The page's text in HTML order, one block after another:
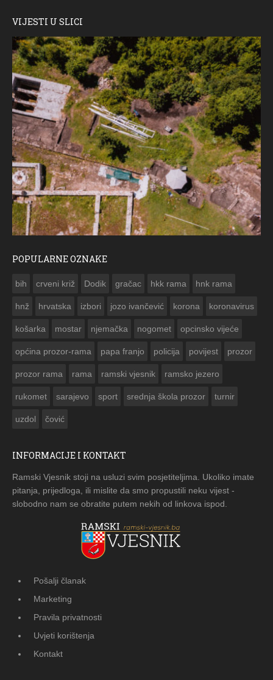
VIJESTI U SLICI
POPULARNE OZNAKE
bih crveni križ Dodik gračac hkk rama hnk rama
hnž hrvatska izbori jozo ivančević korona koronavirus
košarka mostar njemačka nogomet opcinsko vijeće
općina prozor-rama papa franjo policija povijest prozor
prozor rama rama ramski vjesnik ramsko jezero
rukomet sarajevo sport srednja škola prozor turnir
uzdol čović
INFORMACIJE I KONTAKT
Ramski Vjesnik stoji na usluzi svim posjetiteljima. Ukoliko imate
pitanja, prijedloga, ili mislite da smo propustili neku vijest -
slobodno nam se obratite putem nekih od linkova ispod.
Pošalji članak
Marketing
Pravila privatnosti
Uvjeti korištenja
Kontakt